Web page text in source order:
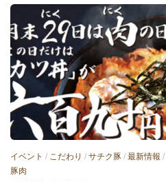
イベント / こだわり / サチク豚 / 最新情報 /
豚肉